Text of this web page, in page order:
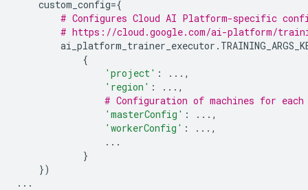
custom_config={
# Configures Cloud AI Platform-specific
# https://cloud.google.com/ai-platform/
ai_platform_trainer_executor .
{
'project' : ... ,
'region' : ... ,
# Configuration of machines for
'masterConfig' : ... ,
'workerConfig' : ... ,
...
}
})
...